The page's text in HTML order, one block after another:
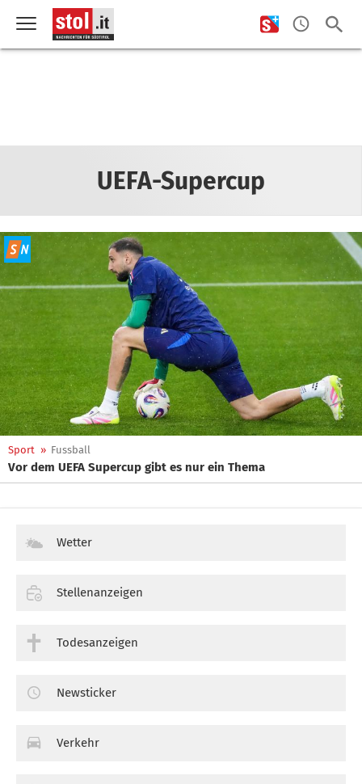
UEFA-Supercup
Sport » Fussball
Vor dem UEFA Supercup gibt es nur ein Thema
Wetter
Stellenanzeigen
Todesanzeigen
Newsticker
Verkehr